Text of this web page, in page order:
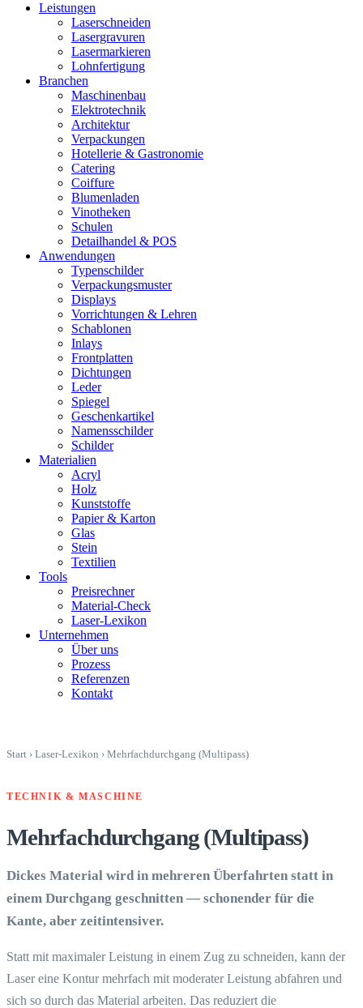
Leistungen
Laserschneiden
Lasergravuren
Lasermarkieren
Lohnfertigung
Branchen
Maschinenbau
Elektrotechnik
Architektur
Verpackungen
Hotellerie & Gastronomie
Catering
Coiffure
Blumenladen
Vinotheken
Schulen
Detailhandel & POS
Anwendungen
Typenschilder
Verpackungsmuster
Displays
Vorrichtungen & Lehren
Schablonen
Inlays
Frontplatten
Dichtungen
Leder
Spiegel
Geschenkartikel
Namensschilder
Schilder
Materialien
Acryl
Holz
Kunststoffe
Papier & Karton
Glas
Stein
Textilien
Tools
Preisrechner
Material-Check
Laser-Lexikon
Unternehmen
Über uns
Prozess
Referenzen
Kontakt
Start › Laser-Lexikon › Mehrfachdurchgang (Multipass)
TECHNIK & MASCHINE
Mehrfachdurchgang (Multipass)
Dickes Material wird in mehreren Überfahrten statt in
einem Durchgang geschnitten — schonender für die
Kante, aber zeitintensiver.
Statt mit maximaler Leistung in einem Zug zu schneiden, kann der
Laser eine Kontur mehrfach mit moderater Leistung abfahren und
sich so durch das Material arbeiten. Das reduziert die